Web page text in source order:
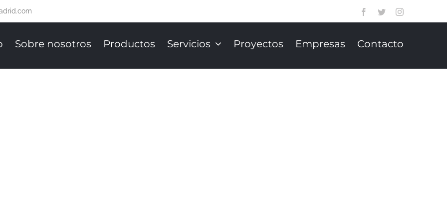
Facebook
TwitterInstagram
Sobre nosotros Productos Servicios Proyectos Empresas Contacto